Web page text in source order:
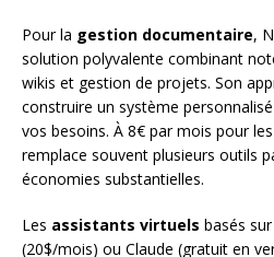
Pour la gestion documentaire,
solution polyvalente combinant
wikis et gestion de projets. Son
construire un système
vos besoins. À 8€ par mois pour
remplace souvent plusieurs outils
économies substantielles.
Les assistants virtuels basés
(20$/mois) ou Claude (gratuit en